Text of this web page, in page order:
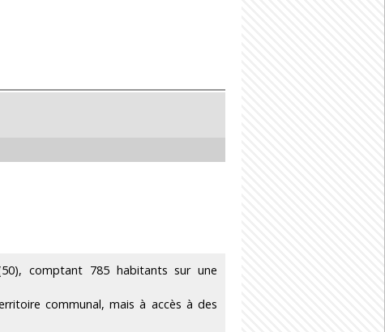
comptant 785 habitants sur une
communal, mais à accès à des